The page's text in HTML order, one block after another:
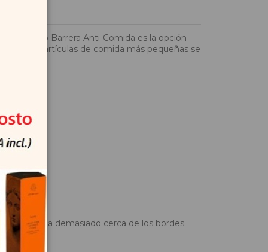
Pro Barrera Anti-Comida es la opción
que las partículas de comida más pequeñas se
aplicarla demasiado cerca de los bordes.